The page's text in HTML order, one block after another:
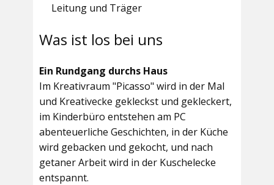
Leitung und Träger
Was ist los bei uns
Ein Rundgang durchs Haus
Im Kreativraum "Picasso" wird in der Mal
und Kreativecke gekleckst und gekleckert,
im Kinderbüro entstehen am PC
abenteuerliche Geschichten, in der Küche
wird gebacken und gekocht, und nach
getaner Arbeit wird in der Kuschelecke
entspannt.